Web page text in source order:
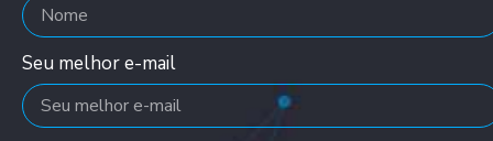
Seu melhor e-mail